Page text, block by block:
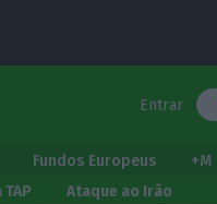
Entrar
Fundos Europeus +M
Ataque ao Irão